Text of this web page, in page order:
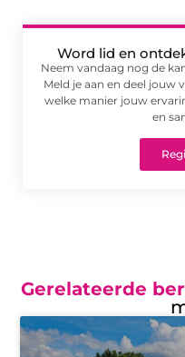
Word lid en
Neem vandaag nog de
Meld je aan en deel jouw
welke manier jouw
en
Gerelateerde